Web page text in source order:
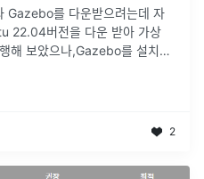
Gazebo를 다운받으려는데 자
22.04버전을 다운 받아 가상
해 보았으나,Gazebo를 설치하
2